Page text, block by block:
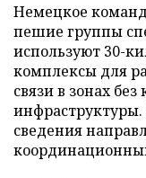
Немецкое
пешие группы
используют 30-
комплексы для
связи в зонах
сведения